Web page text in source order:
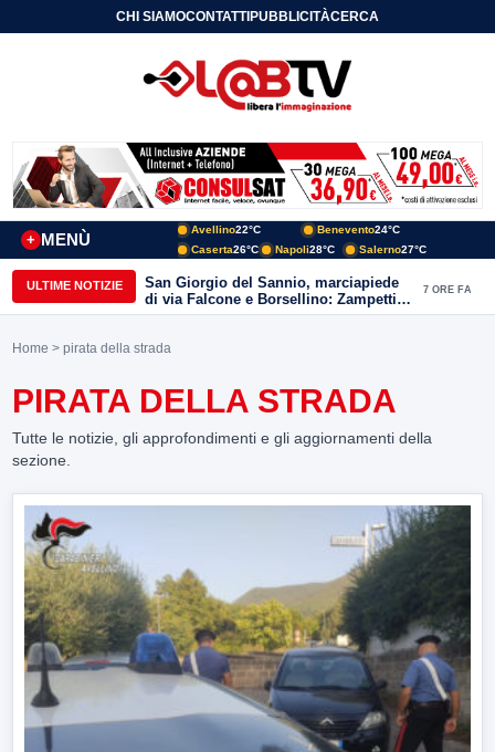
CHI SIAMOCONTATTIPUBBLICITÀCERCA
MENÙ
+
Avellino22°C Benevento24°C
Caserta26°C Napoli28°C Salerno27°C
ULTIME NOTIZIE
San Giorgio del Sannio, marciapiede
di via Falcone e Borsellino: Zampetti e
Lombardi replicano alle polemiche
7 ORE FA
Home > pirata della strada
PIRATA DELLA STRADA
Tutte le notizie, gli approfondimenti e gli aggiornamenti della
sezione.